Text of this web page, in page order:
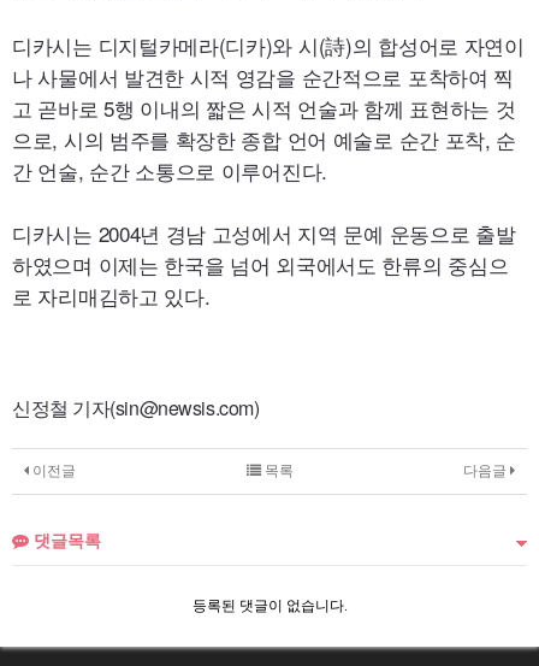
디카시는 디지털카메라(디카)와 시(詩)의 합성어로 자연이
나 사물에서 발견한 시적 영감을 순간적으로 포착하여 찍
고 곧바로 5행 이내의 짧은 시적 언술과 함께 표현하는 것
으로, 시의 범주를 확장한 종합 언어 예술로 순간 포착, 순
간 언술, 순간 소통으로 이루어진다.
디카시는 2004년 경남 고성에서 지역 문예 운동으로 출발
하였으며 이제는 한국을 넘어 외국에서도 한류의 중심으
로 자리매김하고 있다.
신정철 기자(sin@newsis.com)
이전글 다음글
목록
댓글목록
등록된 댓글이 없습니다.